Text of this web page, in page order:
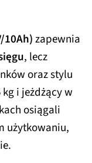
10Ah)zapewnia
, lecz
oraz stylu
i jeżdżący w
osiągali
użytkowaniu,